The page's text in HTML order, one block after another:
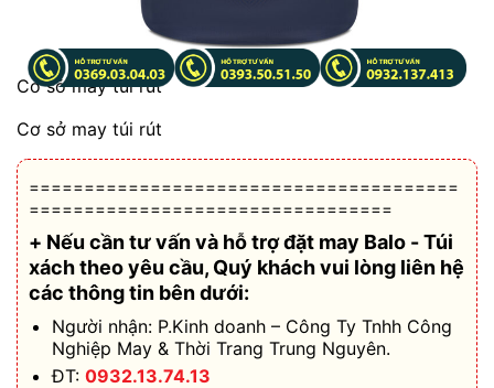
Cơ sở may túi rút
Cơ sở may túi rút
=======================================
=================================
+ Nếu cần tư vấn và hỗ trợđặt may Balo - Túi
xách theo yêu cầu, Quý khách vui lòng liên hệ
các thông tin bên dưới:
Người nhận: P.Kinh doanh – Công Ty Tnhh Công
Nghiệp May & Thời Trang Trung Nguyên.
ĐT: 0932.13.74.13